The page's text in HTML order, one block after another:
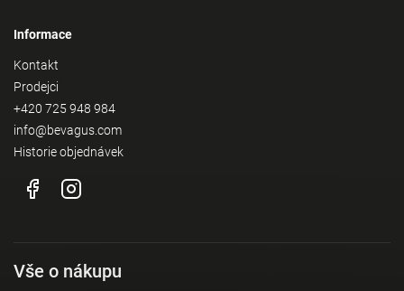
Informace
Kontakt
Prodejci
+420 725 948 984
info@bevagus.com
Historie objednávek
Vše o nákupu